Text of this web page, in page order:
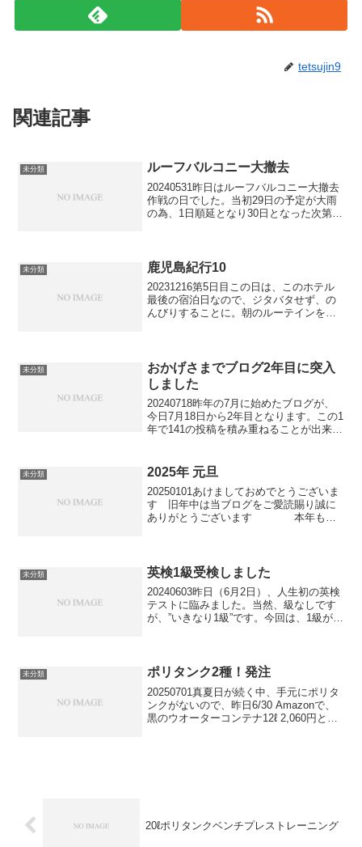
tetsujin9
関連記事
未分類 ルーフバルコニー大撤去
20240531昨日はルーフバルコニー大撤去
作戦の日でした。当初29日の予定が大雨
の為、1日順延となり30日となった次第で
タオル...
未分類 鹿児島紀行10
20231216第5日目この日は、このホテル
最後の宿泊日なので、ジタバタせず、の
んびりすることに。朝のルーテインをこ
行くことにしま...
未分類
おかげさまでブログ2年目に突入
しました
20240718昨年の7月に始めたブログが、
今日7月18日から2年目となります。この1
年で141の投稿を積み重ねることが出来た
これを機に、当ブログのバージョンアッ
プを図...
未分類 2025年 元旦
20250101あけましておめでとうございま
す 旧年中は当ブログをご愛読賜り誠に
ありがとうございます 本年も変
まれの歳男で、7...
未分類 英検1級受検しました
20240603昨日（6月2日）、人生初の英検
テストに臨みました。当然、級なしです
が、”いきなり1級”です。今回は、1級がど
キャ...
未分類 ポリタンク2種！発注
20250701真夏日が続く中、手元にポリタ
ンクがないので、昨日6/30 Amazonで、
黒のウオーターコンテナ12ℓ 2,060円と白
20ℓポリタンクベンチプレストレーニング